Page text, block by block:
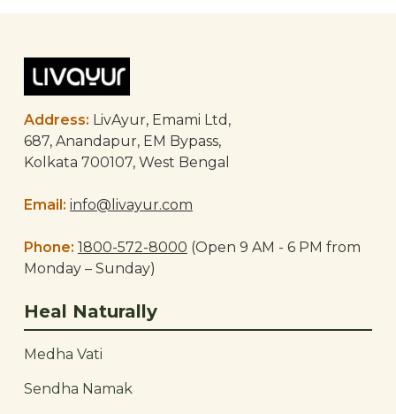
Address: LivAyur, Emami Ltd,
687, Anandapur, EM Bypass,
Kolkata 700107, West Bengal
Email: info@livayur.com
Phone: 1800-572-8000 (Open 9 AM - 6 PM from
Monday – Sunday)
Heal Naturally
Medha Vati
Sendha Namak